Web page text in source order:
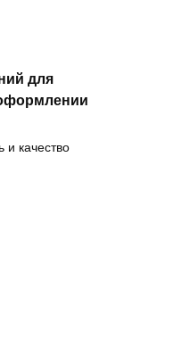
для
и качество